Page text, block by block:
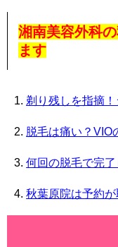
湘南美容外科
ます
剃り残しを指摘
脱毛は痛い？VIO
何回の脱毛で完了
秋葉原院は予約